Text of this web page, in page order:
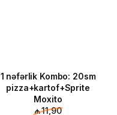
1 nəfərlik Kombo: 20sm
pizza+kartof+Sprite
Moxito
₼ 11,90